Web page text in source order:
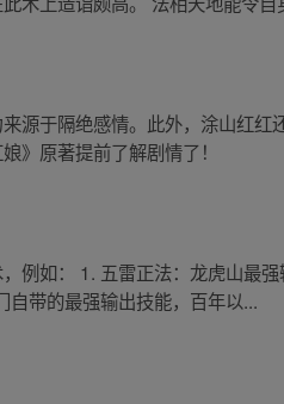
源于隔绝感情。此外，涂山红
》原著提前了解剧情了！
例如： 1. 五雷正法：龙虎山最
带的最强输出技能，百年以...